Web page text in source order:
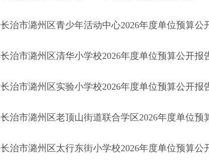
长治市潞州区青少年活动中心2026年度单位预算公
长治市潞州区清华小学校2026年度单位预算公开报
长治市潞州区实验小学校2026年度单位预算公开报
长治市潞州区老顶山街道联合学区2026年度单位预
长治市潞州区太行东街小学校2026年度单位预算公